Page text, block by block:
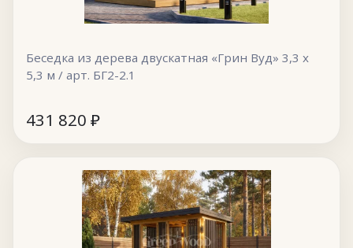
Беседка из дерева двускатная «Грин Вуд» 3,3 х
5,3 м / арт. БГ2-2.1
431 820 ₽